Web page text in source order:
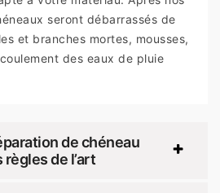
seront débarrassés de
et branches mortes, mousses,
des eaux de pluie
de chéneau
de l’art